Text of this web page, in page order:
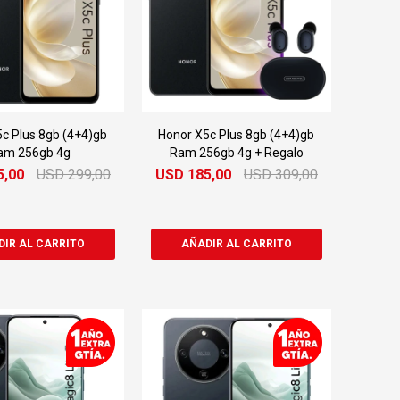
Plus 8gb (4+4)gb
256gb 4g
USD 299,00
Honor X5c Plus 8gb (4+4)gb
Ram 256gb 4g + Regalo
USD 185,00 USD 309,00